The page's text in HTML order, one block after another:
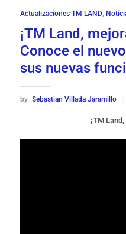
Actualizaciones TM LAND,
¡TM Land,
Conoce el
sus nuevas
by Sebastian Villada Jaramillo
¡TM